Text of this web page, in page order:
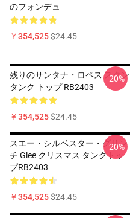
のフォンデュ
￥354,525$24.45
残りのサンタナ・ロペス スタン
タンク トップ RB2403
￥354,525$24.45
-20%
スエー・シルベスター・グリン
チ Glee クリスマス タンクトッ
プRB2403
￥354,525$24.45
-20%